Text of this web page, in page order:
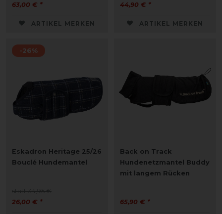
63,00 € *
ARTIKEL MERKEN
44,90 € *
ARTIKEL MERKEN
-26%
Eskadron Heritage 25/26
Bouclé Hundemantel
26,00 € *
Back on Track
Hundenetzmantel Buddy
mit langem Rücken
65,90 € *